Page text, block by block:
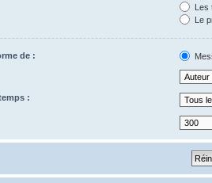
Les
Le
de :
: